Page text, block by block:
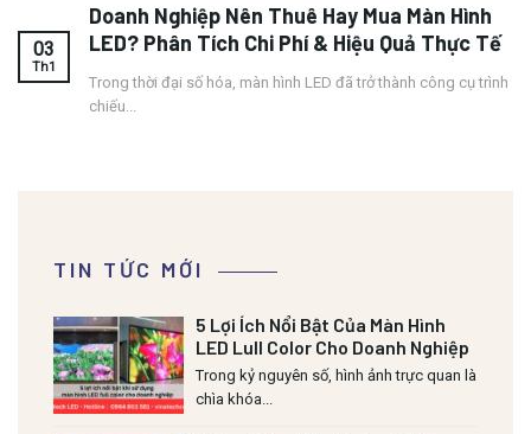
TIN TỨC MỚI
5 Lợi Ích Nổi Bật Của Màn Hình
LED Lull Color Cho Doanh Nghiệp
Trong kỷ nguyên số, hình ảnh trực quan là
chìa khóa...
Doanh Nghiệp Nên Thuê Hay Mua Màn Hình
LED? Phân Tích Chi Phí & Hiệu Quả Thực Tế
Trong thời đại số hóa, màn hình LED đã trở thành công cụ trình
chiếu...
03
Th1